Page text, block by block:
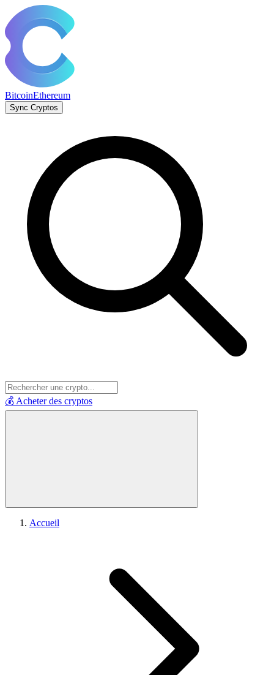
BitcoinEthereum
Sync Cryptos
💰 Acheter des cryptos
Accueil